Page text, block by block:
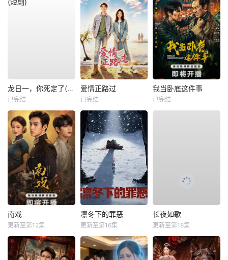
龙日一，你死定了(短剧)
已完结
爱情正路过
已完结
我当卧底这件事
已完结
南戏
更新至第12集
凛冬下的罪恶
更新至第16集
长夜如歌
更新至第18集